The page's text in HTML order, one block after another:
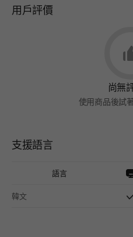
用戶評價
尚無
使用商品後試
支援語言
語言
韓文